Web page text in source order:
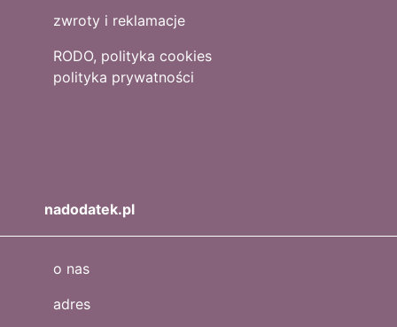
zwroty i reklamacje
RODO, polityka cookies
polityka prywatności
nadodatek.pl
o nas
adres